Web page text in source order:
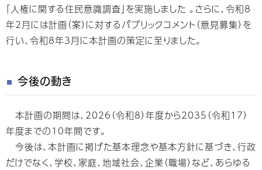
「人権に関する住民意識調査」を実施しました 。さらに、令和8
年2月には計画（案）に対するパブリックコメント（意見募集）を
行い、令和8年3月に本計画の策定に至りました。
今後の動き
本計画の期間は、2026（令和8）年度から2035（令和17）
年度までの10年間です。
今後は、本計画に掲げた基本理念や基本方針に基づき、行政
だけでなく、学校、家庭、地域社会、企業（職場）など、あらゆる